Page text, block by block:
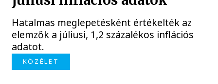
Hatalmas meglepetésként értékelték az
elemzők a júliusi, 1,2 százalékos inflációs
adatot.
KÖZÉLET